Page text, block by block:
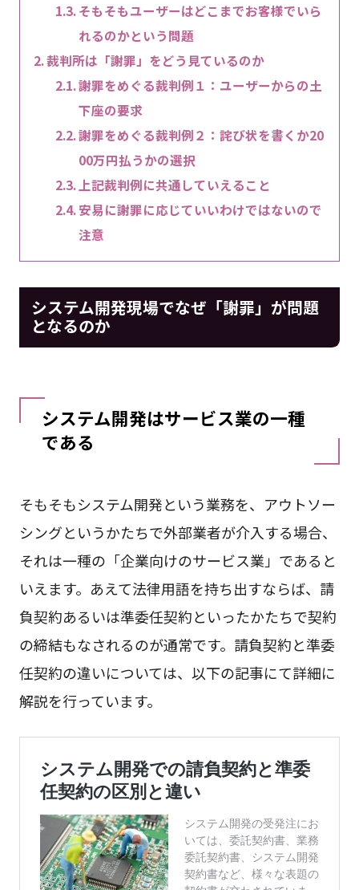
そもそもユーザーはどこまでお客様でいら
れるのかという問題
裁判所は「謝罪」をどう見ているのか
謝罪をめぐる裁判例１：ユーザーからの土
下座の要求
謝罪をめぐる裁判例２：詫び状を書くか20
00万円払うかの選択
上記裁判例に共通していえること
安易に謝罪に応じていいわけではないので
注意
システム開発現場でなぜ「謝罪」が問題
となるのか
システム開発はサービス業の一種
である
そもそもシステム開発という業務を、アウトソー
シングというかたちで外部業者が介入する場合、
それは一種の「企業向けのサービス業」であると
いえます。あえて法律用語を持ち出すならば、請
負契約あるいは準委任契約といったかたちで契約
の締結もなされるのが通常です。請負契約と準委
任契約の違いについては、以下の記事にて詳細に
解説を行っています。